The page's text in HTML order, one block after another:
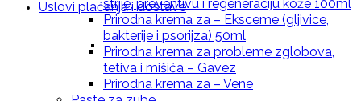
Uslovi plaćanja i dostave
Prirodna krema za negu kože – Neven
strije, preventivu i regeneraciju kože 100ml
Prirodna krema za – Eksceme (gljivice,
bakterije i psorijza) 50ml
Prirodna krema za probleme zglobova,
tetiva i mišića – Gavez
Prirodna krema za – Vene